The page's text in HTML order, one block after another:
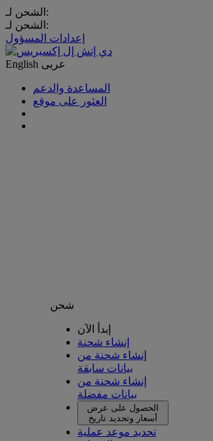
الشحن لـ:
الشحن لـ:
إعدادات المسؤول
English عربى
المساعدة والدعم
العثور على موقع
شحن
إبدأ الآن
إنشاء شحنة
إنشاء شحنة من
بيانات سابقة
إنشاء شحنة من
بيانات مفضلة
الحصول على عرض
أسعار وتحديد تاريخ
تحديد موعد عملية